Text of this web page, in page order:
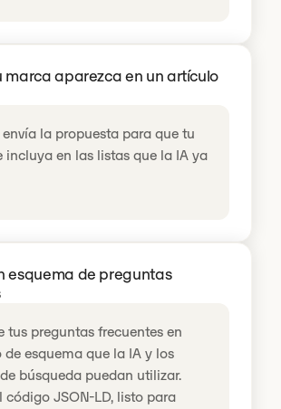
marca aparezca en un artículo
la propuesta para que tu
incluya en las listas que la IA ya
esquema de preguntas
tus preguntas frecuentes en
de esquema que la IA y los
búsqueda puedan utilizar.
código JSON-LD, listo para